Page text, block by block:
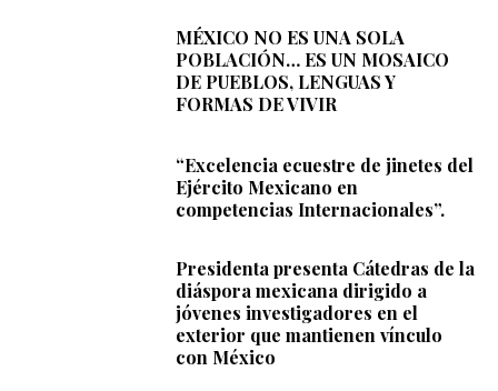
MÉXICO NO ES UNA SOLA
POBLACIÓN… ES UN MOSAICO
DE PUEBLOS, LENGUAS Y
FORMAS DE VIVIR
“Excelencia ecuestre de jinetes del
Ejército Mexicano en
competencias Internacionales”.
Presidenta presenta Cátedras de la
diáspora mexicana dirigido a
jóvenes investigadores en el
exterior que mantienen vínculo
con México